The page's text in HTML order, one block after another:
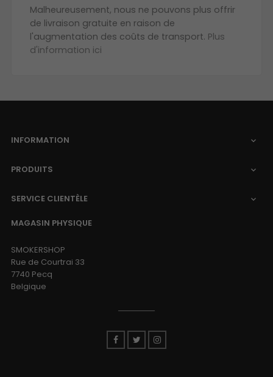
Malheureusement, nous ne pouvons plus offrir
de livraison gratuite en raison de
l'augmentation des coûts de transport. Plus
d'information ici
INFORMATION 
PRODUITS 
SERVICE CLIENTÈLE 
MAGASIN PHYSIQUE
SMOKERSHOP
Rue de Courtrai 33
7740 Pecq
Belgique
Facebook
Twitter